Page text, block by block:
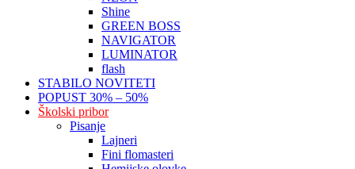
Shine
GREEN BOSS
NAVIGATOR
LUMINATOR
flash
STABILO NOVITETI
POPUST 30% – 50%
Školski pribor
Pisanje
Lajneri
Fini flomasteri